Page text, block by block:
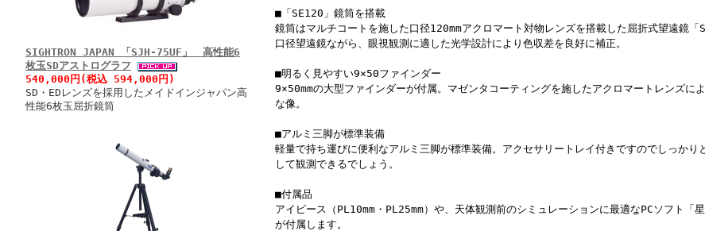
SIGHTRON JAPAN 「SJH-75UF」 高性能6
枚玉SDアストログラフ
540,000円(税込 594,000円)
SD・EDレンズを採用したメイドインジャパン高
性能6枚玉屈折鏡筒
■「SE120」鏡筒を搭載
鏡筒はマルチコートを施した口径120mmアクロマート対物レンズを搭載した屈折式望遠鏡「
口径望遠鏡ながら、眼視観測に適した光学設計により色収差を良好に補正。
■明るく見やすい9×50ファインダー
9×50mmの大型ファインダーが付属。マゼンタコーティングを施したアクロマートレンズに
な像。
■アルミ三脚が標準装備
軽量で持ち運びに便利なアルミ三脚が標準装備。アクセサリートレイ付きですのでしっかり
して観測できるでしょう。
■付属品
アイピース（PL10mm・PL25mm）や、天体観測前のシミュレーションに最適なPCソフト「
が付属します。